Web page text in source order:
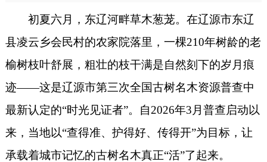
初夏六月，东辽河畔草木葱茏。在辽源市东辽
县凌云乡会民村的农家院落里，一棵210年树龄的老
榆树枝叶舒展， 粗壮的枝干满是自然刻下的岁月痕
迹——这是辽源市第三次全国古树名木资源普查中
最新认定的“时光见证者”。自2026年3月普查启动以
来，当地以“查得准、护得好、传得开”为目标，让
承载着城市记忆的古树名木真正“活”了起来。